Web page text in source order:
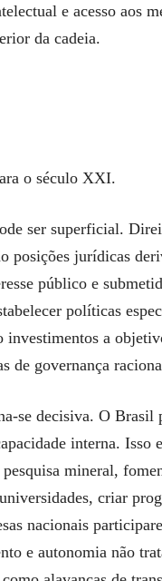
e acesso aos
da cadeia.
o século XXI.
ser superficial.
posições jurídicas
público e
políticas
a
de governança
se decisiva. O Brasil
interna. Isso
mineral,
criar
nacionais
e autonomia não